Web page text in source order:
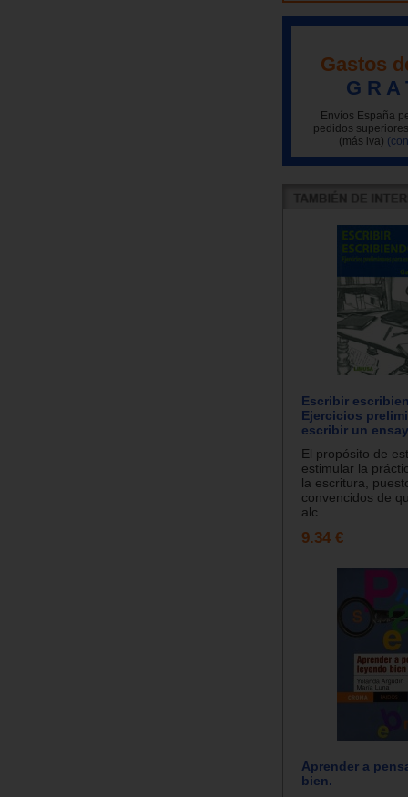
Gastos
G R A
Envíos España
pedidos
(más iva)
Escribir
Ejercicios
escribir un
El propósito de
estimular la
la escritura,
convencidos de
alc...
9.34 €
Aprender a
bien.